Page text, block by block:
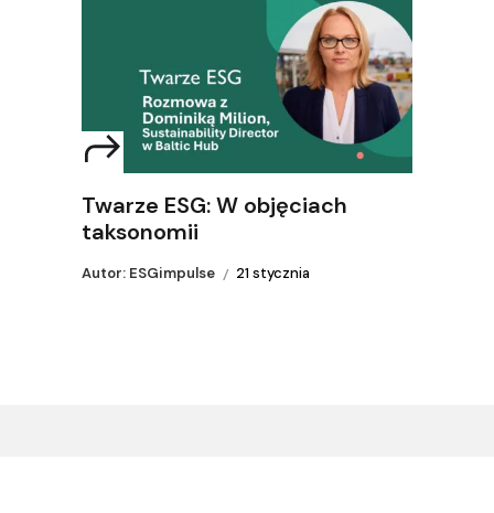
Twarze ESG: W objęciach
taksonomii
Autor: ESGimpulse 21 stycznia